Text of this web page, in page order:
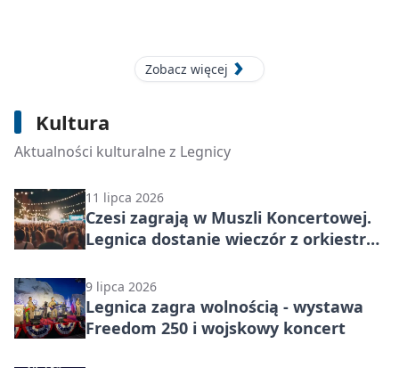
Zobacz więcej
Kultura
Aktualności kulturalne z Legnicy
Legnica czyta mroczne tropy - spacer
śladami Mocka i Anwaldta
11 lipca 2026
Czesi zagrają w Muszli Koncertowej.
Legnica dostanie wieczór z orkiestrą
9 lipca 2026
Legnica zagra wolnością - wystawa
Freedom 250 i wojskowy koncert